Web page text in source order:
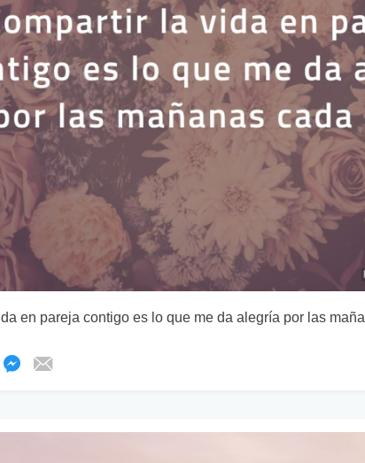
en pareja contigo es lo que me da alegría por las